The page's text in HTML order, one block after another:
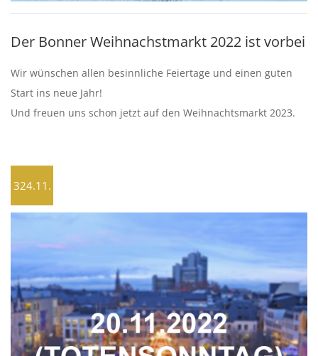
Der Bonner Weihnachstmarkt 2022 ist vorbei
Wir wünschen allen besinnliche Feiertage und einen guten
Start ins neue Jahr!
Und freuen uns schon jetzt auf den Weihnachtsmarkt 2023.
324.11.